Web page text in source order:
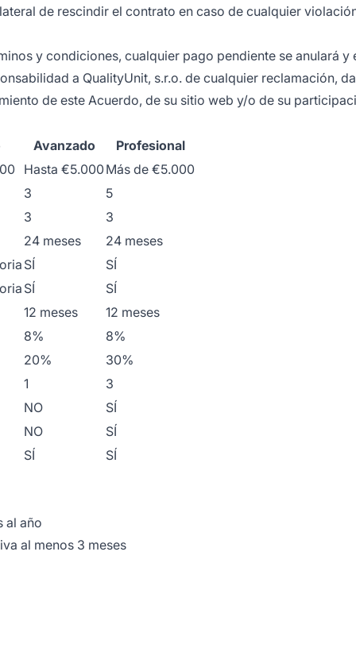
de rescindir el contrato en caso de cualquier
y condiciones, cualquier pago pendiente se anulará
a QualityUnit, s.r.o. de cualquier reclamación,
de este Acuerdo, de su sitio web y/o de su
Avanzado
Profesional
Hasta €5.000 Más de €5.000
3
5
3
3
24 meses
24 meses
SÍ
SÍ
SÍ
SÍ
12 meses
12 meses
8%
8%
20%
30%
1
3
NO
SÍ
NO
SÍ
SÍ
SÍ
al año
al menos 3 meses